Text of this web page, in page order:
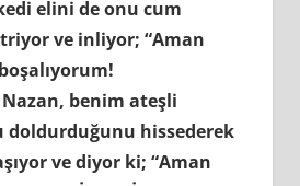
elini de onu cum
ve inliyor; “Aman
Nazan, benim ateşli
doldurduğunu hissederek
ve diyor ki; “Aman